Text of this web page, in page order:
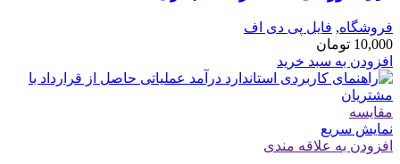
فروشگاه, فایل پی دی اف
10,000 تومان
افزودن به سبد خرید
مقايسه
نمایش سریع
افزودن به علاقه مندی